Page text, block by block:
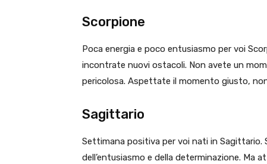
Scorpione
Poca energia e poco entusiasmo per voi
incontrate nuovi ostacoli. Non avete un
pericolosa. Aspettate il momento giusto,
Sagittario
Settimana positiva per voi nati in Sagittario.
dell’entusiasmo e della determinazione. Ma